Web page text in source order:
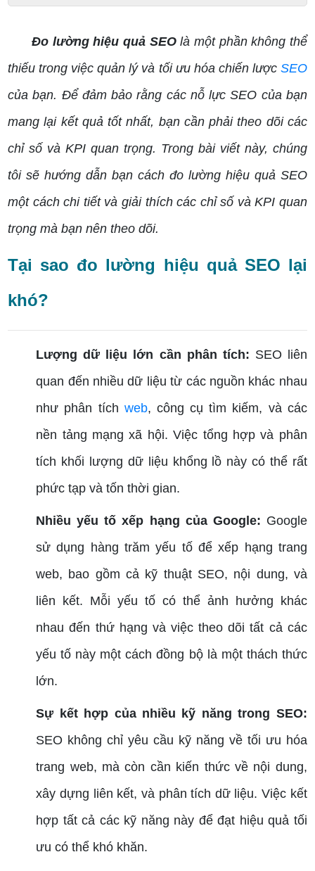
Đo lường hiệu quả SEOlà một phần không thể
thiếu trong việc quản lý và tối ưu hóa chiến lược SEO
của bạn. Để đảm bảo rằng các nỗ lực SEO của bạn
mang lại kết quả tốt nhất, bạn cần phải theo dõi các
chỉ số và KPI quan trọng. Trong bài viết này, chúng
tôi sẽ hướng dẫn bạn cách đo lường hiệu quả SEO
một cách chi tiết và giải thích các chỉ số và KPI quan
trọng mà bạn nên theo dõi.
Tại sao đo lường hiệu quả SEO lại
khó?
Lượng dữ liệu lớn cần phân tích: SEO liên
quan đến nhiều dữ liệu từ các nguồn khác nhau
như phân tích web, công cụ tìm kiếm, và các
nền tảng mạng xã hội. Việc tổng hợp và phân
tích khối lượng dữ liệu khổng lồ này có thể rất
phức tạp và tốn thời gian.
Nhiều yếu tố xếp hạng của Google: Google
sử dụng hàng trăm yếu tố để xếp hạng trang
web, bao gồm cả kỹ thuật SEO, nội dung, và
liên kết. Mỗi yếu tố có thể ảnh hưởng khác
nhau đến thứ hạng và việc theo dõi tất cả các
yếu tố này một cách đồng bộ là một thách thức
lớn.
Sự kết hợp của nhiều kỹ năng trong SEO:
SEO không chỉ yêu cầu kỹ năng về tối ưu hóa
trang web, mà còn cần kiến thức về nội dung,
xây dựng liên kết, và phân tích dữ liệu. Việc kết
hợp tất cả các kỹ năng này để đạt hiệu quả tối
ưu có thể khó khăn.